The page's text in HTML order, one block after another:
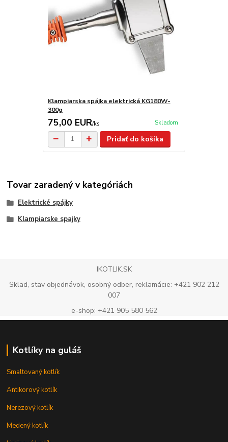
Klampiarska spájka elektrická KG180W-
300g
75,00 EUR/ks Skladom
Pridať do košíka
Tovar zaradený v kategóriách
Elektrické spájky
Klampiarske spajky
IKOTLIK.SK
Sklad, stav objednávok, osobný odber, reklamácie: +421 902 212
007
e-shop: +421 905 580 562
Kotlíky na guláš
Smaltovaný kotlík
Antikorový kotlík
Nerezový kotlík
Medený kotlík